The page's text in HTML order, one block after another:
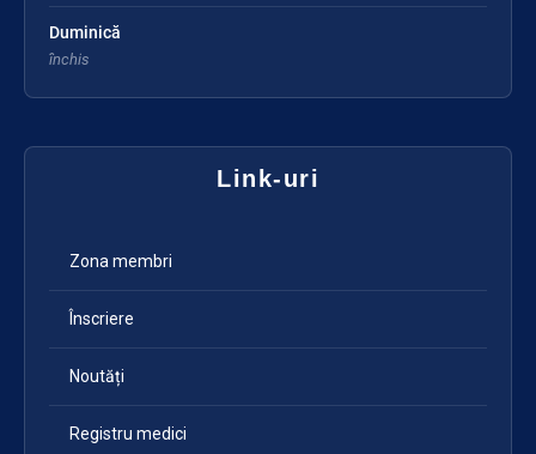
Duminică
închis
Link-uri
Zona membri
Înscriere
Noutăți
Registru medici